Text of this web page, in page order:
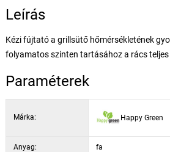
Leírás
Kézi fújtató a grillsütő hőmérsékletének
folyamatos szinten tartásához a rács teljes
Paraméterek
Márka: Happy Green
Anyag: fa